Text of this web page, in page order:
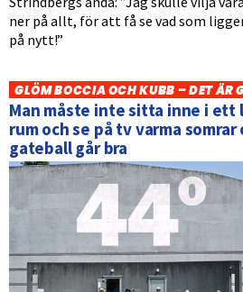
ner på allt, för att få se vad som
på nytt!”
GLÖM BOCCIA OCH KUBB – DET ÄR
Man måste inte sitta inne i
rum och se på tv varma somrar
gateball går bra